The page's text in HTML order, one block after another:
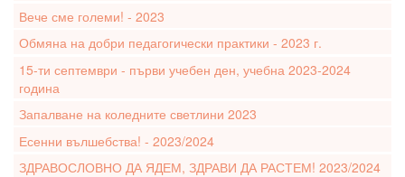
Вече сме големи! - 2023
Обмяна на добри педагогически практики - 2023 г.
15-ти септември - първи учебен ден, учебна 2023-2024
година
Запалване на коледните светлини 2023
Есенни вълшебства! - 2023/2024
ЗДРАВОСЛОВНО ДА ЯДЕМ, ЗДРАВИ ДА РАСТЕМ! 2023/2024